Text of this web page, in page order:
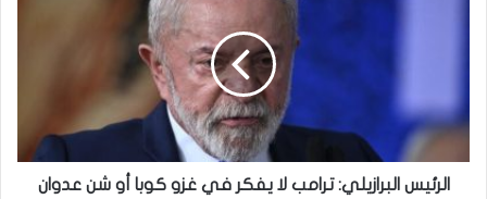
غزو
كوبا
أو
شنالرئيس البرازيلي: ترامب لا يفكر في غزو كوبا أو شن عدوان